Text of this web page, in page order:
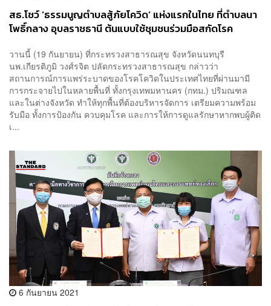
สธ.โชว์ ‘ธรรมนูญตำบลสู้ภัยโควิด’ แห่งแรกในไทย ที่ตำบลนา
โพธิ์กลาง อุบลราชธานี ต้นแบบใช้ชุมชนร่วมมือสกัดโรค
วานนี้ (19 กันยายน) ที่กระทรวงสาธารณสุข จังหวัดนนทบุรี
นพ.เกียรติภูมิ วงศ์รจิต ปลัดกระทรวงสาธารณสุข กล่าวว่า
สถานการณ์การแพร่ระบาดของโรคโควิดในประเทศไทยที่ผ่านมามี
การกระจายไปในหลายพื้นที่ ทั้งกรุงเทพมหานคร (กทม.) ปริมณฑล
และในต่างจังหวัด ทำให้ทุกพื้นที่ต้องบริหารจัดการ เตรียมความพร้อม
รับมือ ทั้งการป้องกัน ควบคุมโรค และการให้การดูแลรักษาหากพบผู้ติด
เ...
6 กันยายน 2021